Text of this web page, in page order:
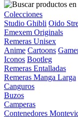
Colecciones
Studio Ghibli Oido
Emexem Originals
Remeras Unisex
Anime Cartoons
Iconos Bootleg
Remeras Entalladas
Remeras Manga Larga
Canguros
Buzos
Camperas
Contenedores